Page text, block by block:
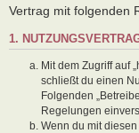
Vertrag mit folgenden
1.
Mit dem Zugriff auf
schließt du einen
Folgenden
Regelungen
Wenn du mit